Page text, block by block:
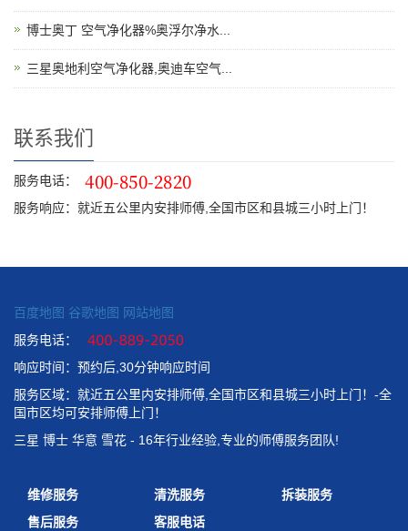
博士奥丁 空气净化器%奥浮尔净水...
三星奥地利空气净化器,奥迪车空气...
联系我们
服务电话：
服务响应：就近五公里内安排师傅,全国市区和县城三小时上门！
百度地图 谷歌地图 网站地图
服务电话：
响应时间：预约后,30分钟响应时间
服务区域：就近五公里内安排师傅,全国市区和县城三小时上门！-全
国市区均可安排师傅上门！
三星 博士 华意 雪花 - 16年行业经验,专业的师傅服务团队!
维修服务 清洗服务
拆装服务
售后服务
客服电话